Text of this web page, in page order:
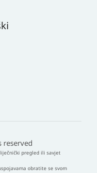
pregled ili savjet
obratite se svom